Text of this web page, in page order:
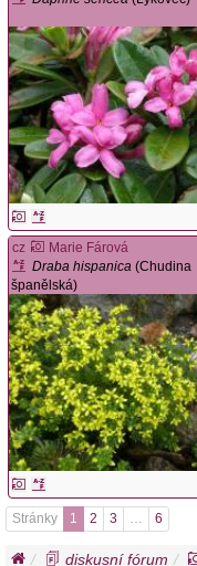
cz
Marie Fárová
Draba hispanica (Chudina
španělská)
Stránky 1 2 3 6
diskusní fórum